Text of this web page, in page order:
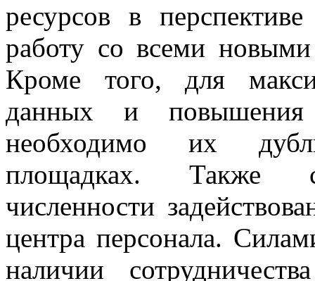
ресурсов в
работу со всеми
Кроме того, для
данных и
необходимо их
площадках. Также
численности
центра персонала.
наличии